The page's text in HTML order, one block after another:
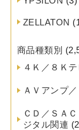
ZELLATON
商品種類別
４Ｋ／８Ｋ
ＡＶアンプ
ＣＤ／ＳＡ
ジタル関連